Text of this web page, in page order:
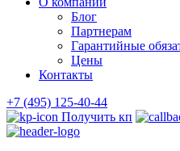
Блог
Партнерам
Гарантийные
Цены
Контакты
+7 (495) 125-40-44
Получить кп